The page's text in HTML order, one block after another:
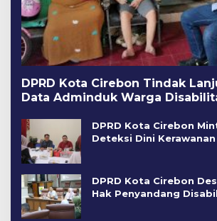
DPRD Kota Cirebon Tindak
Data Adminduk Warga
DPRD Kota Cirebon
Deteksi Dini
DPRD Kota Cirebon
Hak Penyandang